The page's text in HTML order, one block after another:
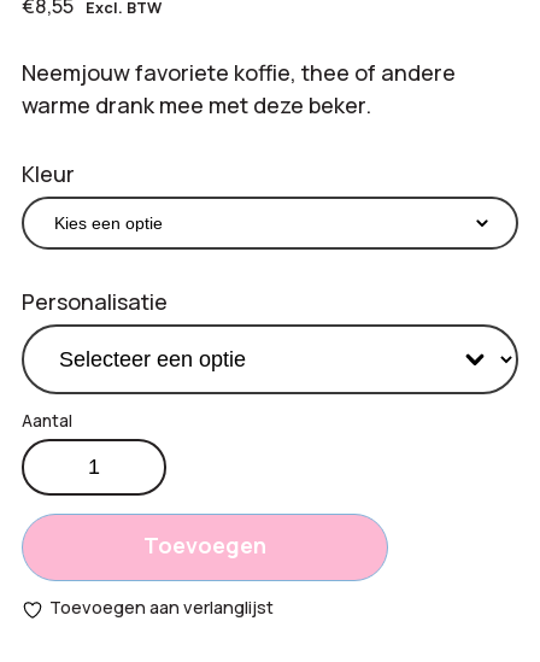
€8,55 Excl. BTW
Neemjouw favoriete koffie, thee of andere
warme drank mee met deze beker.
Kleur
Personalisatie
Productprijs:
Totaal
opties:
Dubbelwandige
beker
510
ml
aantal
Toevoegen
Toevoegen aan verlanglijst